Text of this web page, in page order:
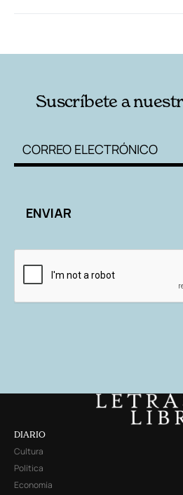
Suscríbete a
DIARIO
Cultura
Política
Economía